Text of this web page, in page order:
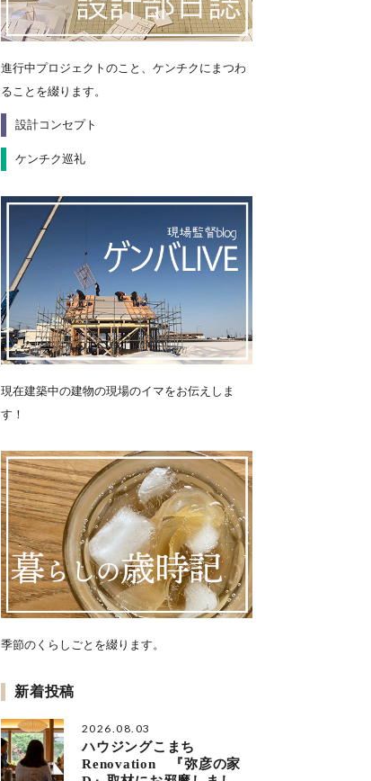
進行中プロジェクトのこと、ケンチクにまつわ
ることを綴ります。
設計コンセプト
ケンチク巡礼
現在建築中の建物の現場のイマをお伝えしま
す！
季節のくらしごとを綴ります。
新着投稿
2026.08.03
ハウジングこまち
Renovation 『弥彦の家